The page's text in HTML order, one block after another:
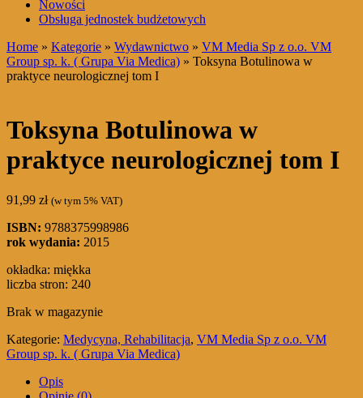
Nowości
Obsługa jednostek budżetowych
Home » Kategorie » Wydawnictwo » VM Media Sp z o.o. VM
Group sp. k. ( Grupa Via Medica) » Toksyna Botulinowa w
praktyce neurologicznej tom I
Toksyna Botulinowa w
praktyce neurologicznej tom I
91,99 zł (w tym 5% VAT)
ISBN: 9788375998986
rok wydania: 2015
okładka: miękka
liczba stron: 240
Brak w magazynie
Kategorie: Medycyna, Rehabilitacja, VM Media Sp z o.o. VM
Group sp. k. ( Grupa Via Medica)
Opis